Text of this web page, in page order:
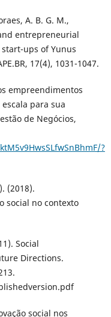
A. B. G. M.,
entrepreneurial
ups of Yunus
17(4), 1031-1047.
empreendimentos
para sua
de Negócios,
?
(2018).
social no contexto
Social
Directions.
social nos